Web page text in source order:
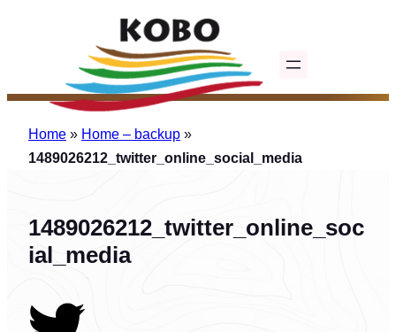
Home » Home – backup »
1489026212_twitter_online_social_media
1489026212_twitter_online_soc
ial_media